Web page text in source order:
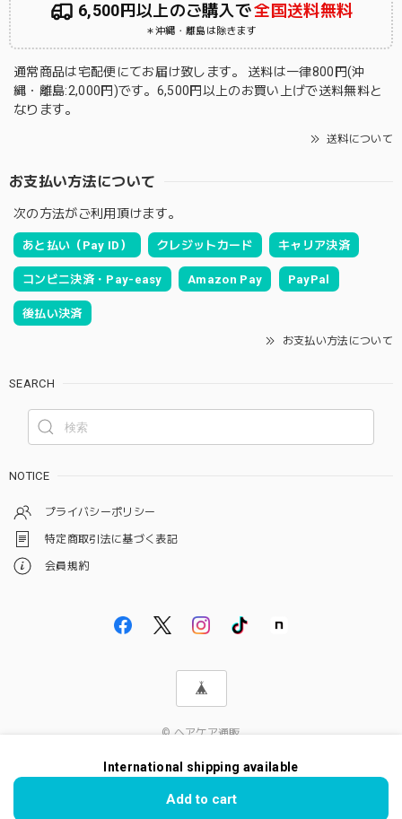
6,500円以上のご購入で全国送料無料
＊沖縄・離島は除きます
通常商品は宅配便にてお届け致します。 送料は一律800円(沖
縄・離島:2,000円)です。6,500円以上のお買い上げで送料無料と
なります。
送料について
お支払い方法について
次の方法がご利用頂けます。
あと払い（Pay ID） クレジットカード キャリア決済
コンビニ決済・Pay-easy Amazon Pay PayPal
後払い決済
お支払い方法について
SEARCH
NOTICE
プライバシーポリシー
特定商取引法に基づく表記
会員規約
© ヘアケア通販
International shipping available
Add to cart